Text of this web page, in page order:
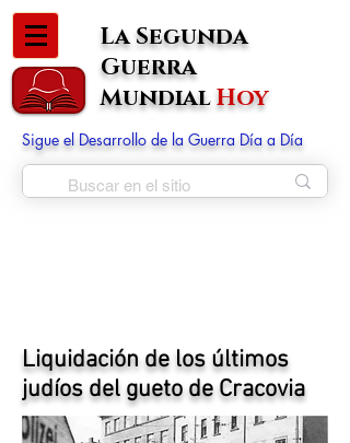
La Segunda
Guerra
MundialHoy
Sigue el Desarrollo de la Guerra Día a Día
Liquidación de los últimos
judíos del gueto de Cracovia